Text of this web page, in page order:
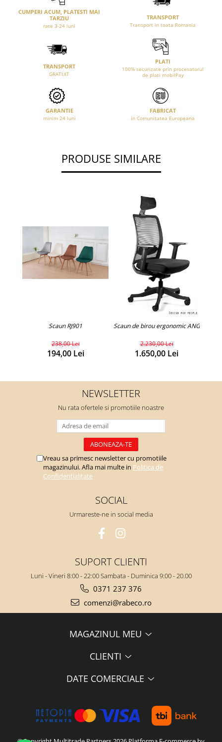
CUMPERI ACUM, PLATESTI MAI
TARZIU
rate 3-24 luni
TRANSPORT
Transport in toata Romania
TRANSPORT
GRATUIT
PLATI
100% securizate prin procesatorul
de plati mobilPay
GARANTIE
minim 24 luni
FABRICAT
in Comunitatea Europeana
PRODUSE SIMILARE
Scaun RJ901
238,00 Lei
194,00 Lei
Scaun de birou ergonomic ANGUM
2.230,00 Lei
1.650,00 Lei
NEWSLETTER
Nu rata ofertele si promotiile noastre
Vreau sa primesc newsletter cu promotiile
magazinului. Afla mai multe in Politica de
Confidentialitate
SOCIAL
Urmareste-ne in social media
SUPORT CLIENTI
Luni - Vineri 8:00 - 22:00 Sambata - Duminica 9:00 - 20.00
0371 237 376
comenzi@rabeco.ro
MAGAZINUL MEU
CLIENTI
DATE COMERCIALE